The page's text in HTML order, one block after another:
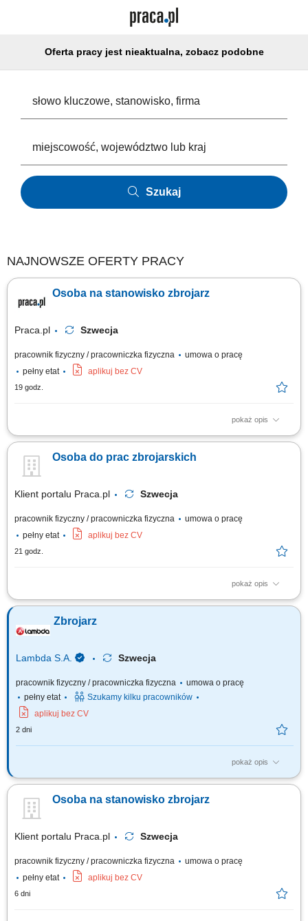
Oferta pracy jest nieaktualna, zobacz podobne
Szukaj
NAJNOWSZE OFERTY PRACY
Osoba na stanowisko zbrojarz
Praca.pl Szwecja
pracownik fizyczny / pracowniczka fizyczna
umowa o pracę
pełny etat
aplikuj bez CV
19 godz.
pokaż opis
Opis stanowiska Tworzenie i montowanie konstrukcji stalowych, zbrojeń
Osoba do prac zbrojarskich
Klient portalu Praca.pl Szwecja
pracownik fizyczny / pracowniczka fizyczna
umowa o pracę
pełny etat
aplikuj bez CV
21 godz.
pokaż opis
Wykonywanie konstrukcji stalowych, zbrojenia, szkieletów i siatek
Zbrojarz
Lambda S.A. Szwecja
pracownik fizyczny / pracowniczka fizyczna
umowa o pracę
pełny etat
Szukamy kilku pracowników
aplikuj bez CV
2 dni
pokaż opis
Twój zakres obowiązków: Wykonywanie konstrukcji stalowych, zbrojenia,
jednym z naszych projektów m.in. oczyszczalni ścieków, mostach i
tunelach;
Osoba na stanowisko zbrojarz
Klient portalu Praca.pl Szwecja
pracownik fizyczny / pracowniczka fizyczna
umowa o pracę
pełny etat
aplikuj bez CV
6 dni